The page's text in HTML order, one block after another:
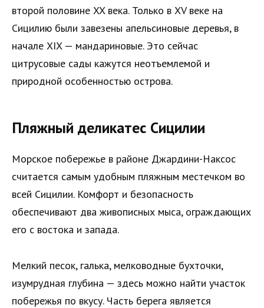
второй половине XX века. Только в XV веке на
Сицилию были завезены апельсиновые деревья, в
начале XIX — мандариновые. Это сейчас
цитрусовые сады кажутся неотъемлемой и
природной особенностью острова.
Пляжный деликатес Сицилии
Морское побережье в районе Джардини-Наксос
считается самым удобным пляжным местечком во
всей Сицилии. Комфорт и безопасность
обеспечивают два живописных мыса, ограждающих
его с востока и запада.
Мелкий песок, галька, мелководные бухточки,
изумрудная глубина — здесь можно найти участок
побережья по вкусу. Часть берега является